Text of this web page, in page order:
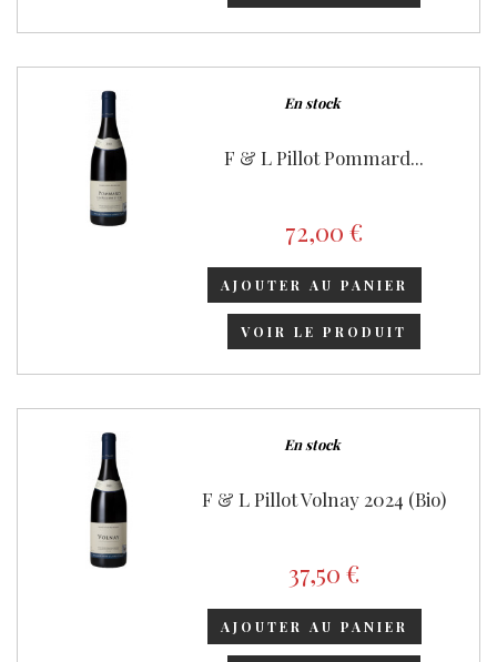
En stock
F & L Pillot Pommard...
72,00 €
AJOUTER AU PANIER
VOIR LE PRODUIT
En stock
F & L Pillot Volnay 2024 (Bio)
37,50 €
AJOUTER AU PANIER